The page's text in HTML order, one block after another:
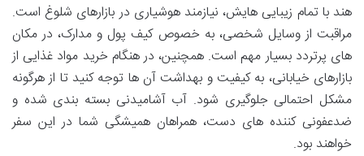
هند با تمام زیبایی هایش، نیازمند هوشیاری در بازارهای شلوغ است.
مراقبت از وسایل شخصی، به خصوص کیف پول و مدارک، در مکان
های پرتردد بسیار مهم است. همچنین، در هنگام خرید مواد غذایی از
بازارهای خیابانی، به کیفیت و بهداشت آن ها توجه کنید تا از هرگونه
مشکل احتمالی جلوگیری شود. آب آشامیدنی بسته بندی شده و
ضدعفونی کننده های دست، همراهان همیشگی شما در این سفر
خواهند بود.